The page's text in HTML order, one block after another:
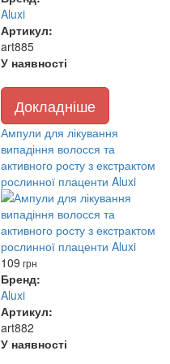
Aluxi
Артикул:
art885
У наявності
Докладніше
Ампули для лікування
випадіння волосся та
активного росту з екстрактом
рослинної плаценти Aluxi
109 грн
Бренд:
Aluxi
Артикул:
art882
У наявності